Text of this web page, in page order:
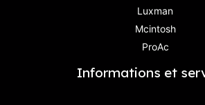
Luxman
Mcintosh
ProAc
Informations et